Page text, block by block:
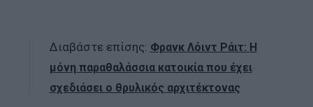
Διαβάστε επίσης: Φρανκ Λόιντ Ράιτ: Η
μόνη παραθαλάσσια κατοικία που έχει
σχεδιάσει ο θρυλικός αρχιτέκτονας